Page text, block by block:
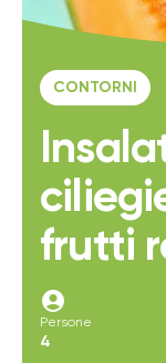
CONTORNI
frutti
account_circle
Persone
4